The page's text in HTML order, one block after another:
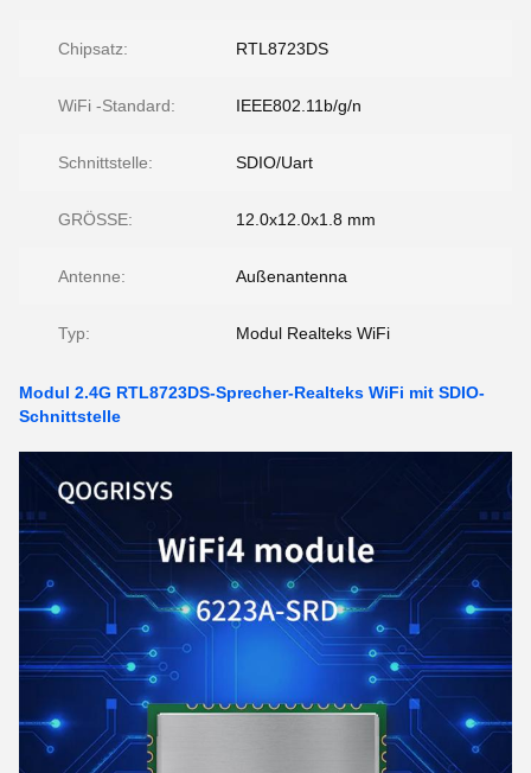
Chipsatz: RTL8723DS
WiFi -Standard: IEEE802.11b/g/n
Schnittstelle: SDIO/Uart
GRÖSSE: 12.0x12.0x1.8 mm
Antenne: Außenantenna
Typ: Modul Realteks WiFi
Modul 2.4G RTL8723DS-Sprecher-Realteks WiFi mit SDIO-
Schnittstelle